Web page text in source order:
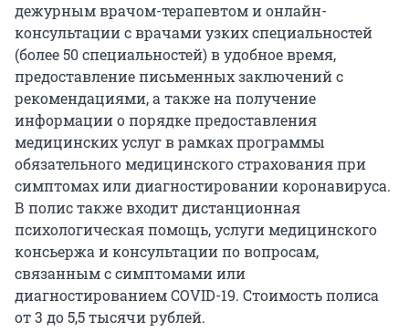
дежурным врачом-терапевтом и онлайн-
консультации с врачами узких специальностей
(более 50 специальностей) в удобное время,
предоставление письменных заключений с
рекомендациями, а также на получение
информации о порядке предоставления
медицинских услуг в рамках программы
обязательного медицинского страхования при
симптомах или диагностировании коронавируса.
В полис также входит дистанционная
психологическая помощь, услуги медицинского
консьержа и консультации по вопросам,
связанным с симптомами или
диагностированием COVID-19. Стоимость полиса
от 3 до 5,5 тысячи рублей.